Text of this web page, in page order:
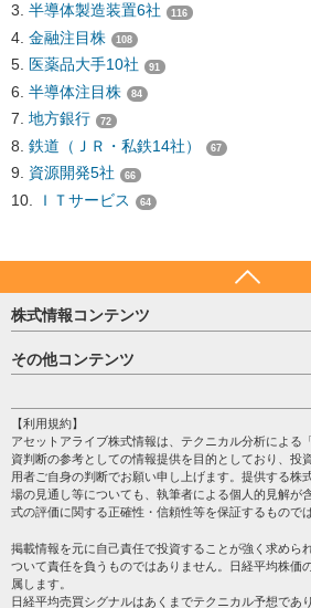
半導体製造装置6社 116
金融注目株 108
医薬品大手10社 91
半導体注目株 84
地方銀行 72
鉄道（ＪＲ・私鉄14社） 67
資源開発5社 66
ＩＴサービス 64
株式情報コンテンツ
日経平均
売買シグナル
注目銘柄
株テーマ情報
海外市況
投資カレンダー
格付け情報
その他コンテンツ
個人情報保護方針
プライバシーポリシー
会社案内
サイトマップ
過去データ
【利用規約】
アセットアライブ株式情報は、テクニカル分析による
資判断の参考としての情報提供を目的としており、投
用者ご自身の判断でお願い申し上げます。提供する株
場の見通し等についても、執筆者による個人的見解が
式の評価に関する正確性・信頼性等を保証するもので
掲載情報を元に自己責任で投資することが強く求めら
ついて責任を負うものではありません。日経平均株価
属します。
日経平均売買シグナルはあくまでテクニカル予想であ